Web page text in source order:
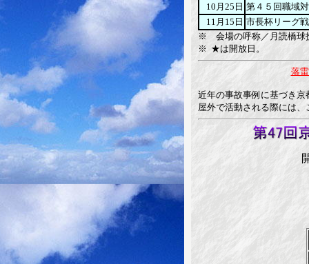
10月25日 第４５回職域
11月15日 市長杯リーグ
※ 会場の呼称／月読橋球
※ ★は開放日。
落
近年の事故事例に基づき
屋外で活動される際には